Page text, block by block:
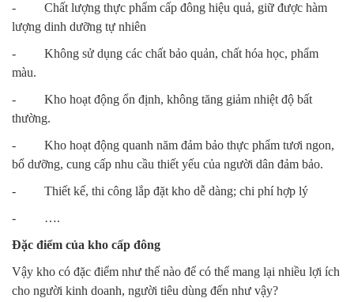
- Chất lượng thực phẩm cấp đông hiệu quả, giữ được hàm
lượng dinh dưỡng tự nhiên
- Không sử dụng các chất bảo quản, chất hóa học, phẩm
màu.
- Kho hoạt động ổn định, không tăng giảm nhiệt độ bất
thường.
- Kho hoạt động quanh năm đảm bảo thực phẩm tươi ngon,
bổ dưỡng, cung cấp nhu cầu thiết yếu của người dân đảm bảo.
- Thiết kế, thi công lắp đặt kho dễ dàng; chi phí hợp lý
- ….
Đặc điểm của kho cấp đông
Vậy kho có đặc điểm như thế nào để có thể mang lại nhiều lợi ích
cho người kinh doanh, người tiêu dùng đến như vậy?